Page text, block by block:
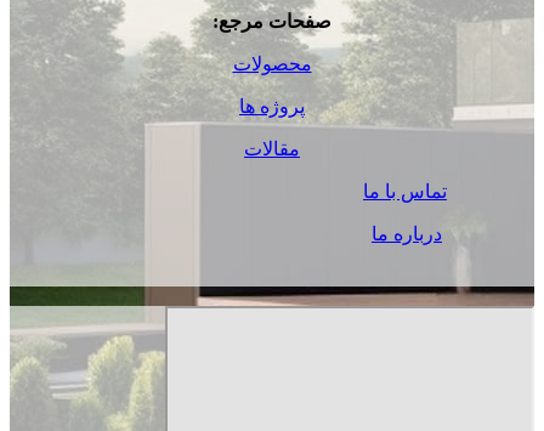
صفحات مرجع:
محصولات
پروژه ها
مقالات
تماس با ما
درباره ما